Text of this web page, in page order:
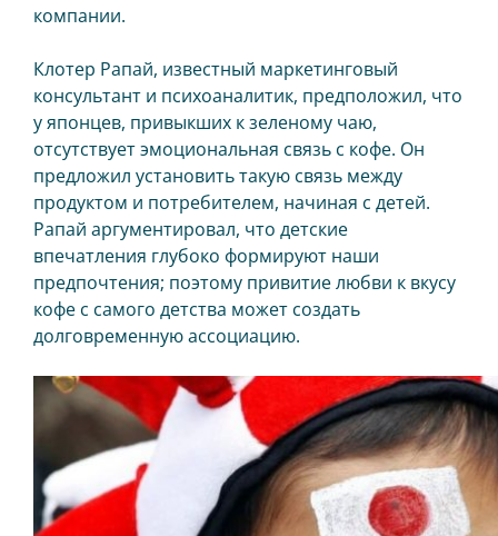
компании.
Клотер Рапай, известный маркетинговый
консультант и психоаналитик, предположил, что
у японцев, привыкших к зеленому чаю,
отсутствует эмоциональная связь с кофе. Он
предложил установить такую связь между
продуктом и потребителем, начиная с детей.
Рапай аргументировал, что детские
впечатления глубоко формируют наши
предпочтения; поэтому привитие любви к вкусу
кофе с самого детства может создать
долговременную ассоциацию.